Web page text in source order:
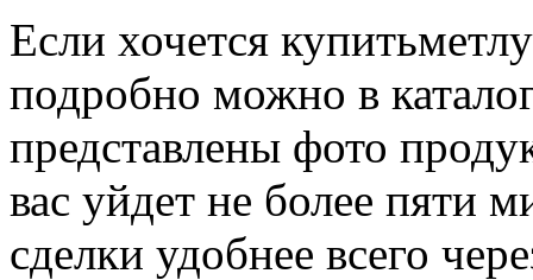
Если хочется
подробно можно в
представлены фото
вас уйдет не более пяти
сделки удобнее всего